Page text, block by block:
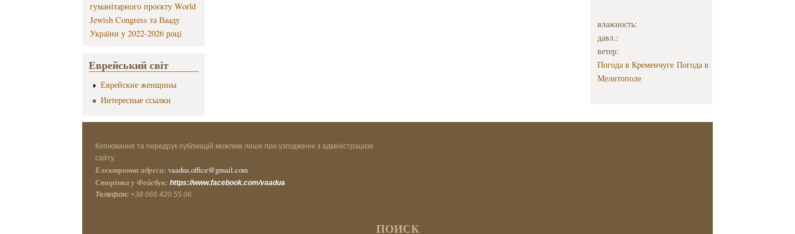
гуманітарного проєкту World
Jewish Congress та Вааду
України у 2022-2026 році
Еврейський світ
Еврейские женщины
Интересные ссылки
влажность:
давл.:
ветер:
Погода в Кременчуге Погода в
Мелитополе
Копіювання та передрук публікацій можливі лише при узгодженні з адміністрацією
сайту.
Електронна адреса: vaadua.office@gmail.com
Сторінка у Фейсбук: https://www.facebook.com/vaadua
Телефон: +38 066 420 55 06.
ПОИСК